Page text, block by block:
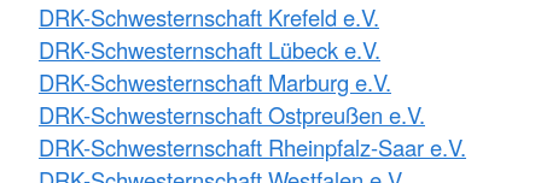
DRK-Schwesternschaft Krefeld e.V.
DRK-Schwesternschaft Lübeck e.V.
DRK-Schwesternschaft Marburg e.V.
DRK-Schwesternschaft Ostpreußen e.V.
DRK-Schwesternschaft Rheinpfalz-Saar e.V.